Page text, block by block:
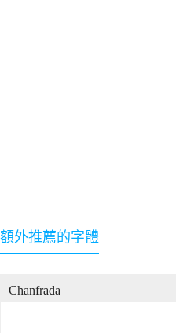
額外推薦的字體
Chanfrada